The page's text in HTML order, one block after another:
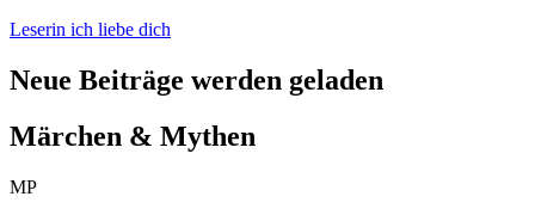
Leserin ich liebe dich
Neue Beiträge werden geladen
Märchen & Mythen
MP